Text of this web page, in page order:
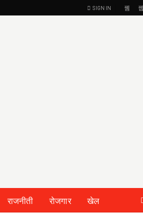
SIGN IN
राजनीती रोजगार
खेल